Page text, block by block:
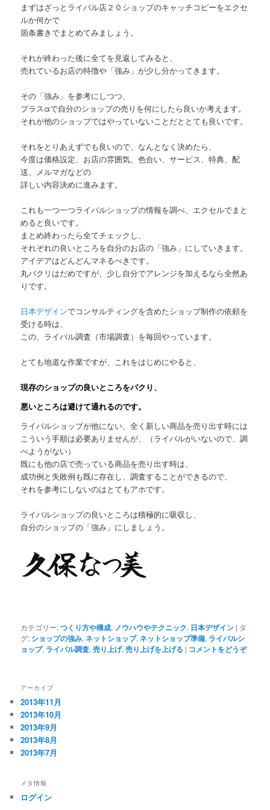
まずはざっとライバル店２０ショップのキャッチコピーをエクセ
ルか何かで
箇条書きでまとめてみましょう。
それが終わった後に全てを見返してみると、
売れているお店の特徴や「強み」が少し分かってきます。
その「強み」を参考にしつつ、
プラスαで自分のショップの売りを何にしたら良いか考えます。
それが他のショップではやっていないことだととても良いです。
それをとりあえずでも良いので、なんとなく決めたら、
今度は価格設定、お店の雰囲気、色合い、サービス、特典、配
送、メルマガなどの
詳しい内容決めに進みます。
これも一つ一つライバルショップの情報を調べ、エクセルでまと
めると良いです。
まとめ終わったら全てチェックし、
それぞれの良いところを自分のお店の「強み」にしていきます。
アイデアはどんどんマネるべきです。
丸パクリはだめですが、少し自分でアレンジを加えるなら全然あ
りです。
日本デザインでコンサルティングを含めたショップ制作の依頼を
受ける時は、
この、ライバル調査（市場調査）を毎回やっています。
とても地道な作業ですが、これをはじめにやると、
現存のショップの良いところをパクり、
悪いところは避けて通れるのです。
ライバルショップが他にない、全く新しい商品を売り出す時には
こういう手順は必要ありませんが、（ライバルがいないので、調
べようがない）
既にも他の店で売っている商品を売り出す時は、
成功例と失敗例も既に存在し、調査することができるので、
それを参考にしないのはとてもアホです。
ライバルショップの良いところは積極的に吸収し、
自分のショップの「強み」にしましょう。
カテゴリー:つくり方や構成, ノウハウやテクニック, 日本デザイン | タ
グ: ショップの強み,ネットショップ,ネットショップ準備, ライバルシ
ョップ, ライバル調査,売り上げ,売り上げを上げる | コメントをどうぞ
アーカイブ
2013年11月
2013年10月
2013年9月
2013年8月
2013年7月
メタ情報
ログイン